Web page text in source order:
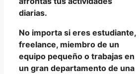
diarias.
No importa si eres estudiante,
freelance, miembro de un
equipo pequeño o trabajas en
un gran departamento de una